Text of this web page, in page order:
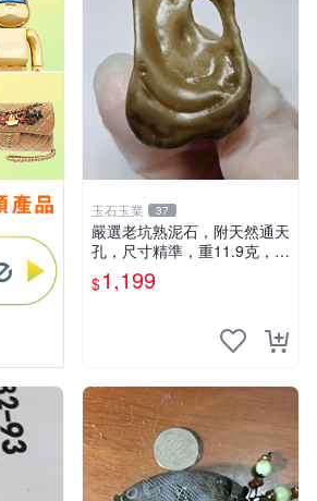
玉石玉業 37
嚴選老坑熟泥石，附天然通天
孔，尺寸精準，重11.9克，傳
說中修仙者之寶，靈氣十足未
散，送至家門即得仙氣庇佑。
$1,199